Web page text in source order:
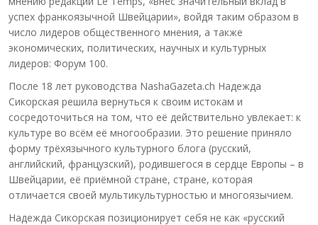
успех франкоязычной Швейцарии», войдя таким образом в
число лидеров общественного мнения, а также
экономических, политических, научных и культурных
лидеров: Форум 100.
После 18 лет руководства NashaGazeta.ch Надежда
Сикорская решила вернуться к своим истокам и
сосредоточиться на том, что её действительно увлекает: к
культуре во всём её многообразии. Это решение приняло
форму трёхязычного культурного блога (русский,
английский, французский), родившегося в сердце Европы – в
Швейцарии, её приёмной стране, стране, которая
отличается своей мультикультурностью и многоязычием.
Надежда Сикорская позиционирует себя не как «русский